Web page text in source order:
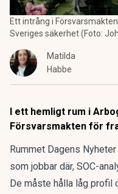
Ett intrång i
Sveriges säkerhet (Foto:
Matilda
Habbe
I ett hemligt rum i
Försvarsmakten för
Rummet Dagens Nyheter
som jobbar där, SOC-
De måste hålla låg profil